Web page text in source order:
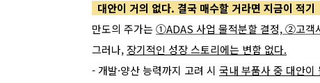
대안이 거의 없다. 결국 매수할 거라면 지금이 적기
만도의 주가는 ①ADAS 사업 물적분할 결정, ②고객
그러나,장기적인 성장 스토리에는 변함 없다.
-개발·양산 능력까지 고려 시 국내 부품사 중 대안